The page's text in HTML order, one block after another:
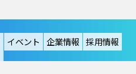
イベント 企業情報 採用情報